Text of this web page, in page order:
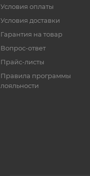
Условия оплаты
Условия доставки
Гарантия на товар
Вопрос-ответ
Прайс-листы
Правила программы
лояльности